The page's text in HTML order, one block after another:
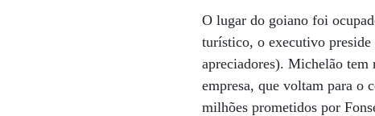
O lugar do goiano foi
turístico, o executivo
apreciadores). Michelão tem
empresa, que voltam para o
milhões prometidos por